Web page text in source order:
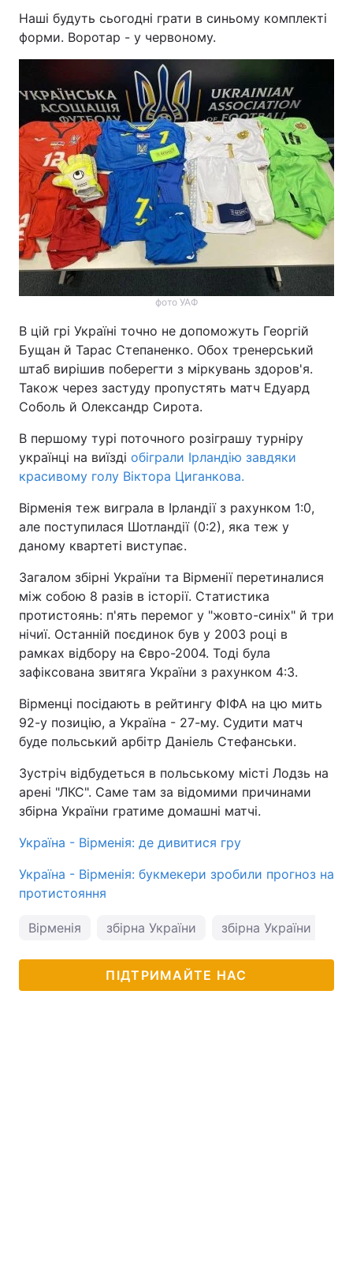
Наші будуть сьогодні грати в синьому комплекті
форми. Воротар - у червоному.
фото УАФ
В цій грі Україні точно не допоможуть Георгій
Бущан й Тарас Степаненко. Обох тренерський
штаб вирішив поберегти з міркувань здоров'я.
Також через застуду пропустять матч Едуард
Соболь й Олександр Сирота.
В першому турі поточного розіграшу турніру
українці на виїзді обіграли Ірландію завдяки
красивому голу Віктора Циганкова.
Вірменія теж виграла в Ірландії з рахунком 1:0,
але поступилася Шотландії (0:2), яка теж у
даному квартеті виступає.
Загалом збірні України та Вірменії перетиналися
між собою 8 разів в історії. Статистика
протистоянь: п'ять перемог у "жовто-синіх" й три
нічиї. Останній поєдинок був у 2003 році в
рамках відбору на Євро-2004. Тоді була
зафіксована звитяга України з рахунком 4:3.
Вірменці посідають в рейтингу ФІФА на цю мить
92-у позицію, а Україна - 27-му. Судити матч
буде польський арбітр Даніель Стефанськи.
Зустріч відбудеться в польському місті Лодзь на
арені "ЛКС". Саме там за відомими причинами
збірна України гратиме домашні матчі.
Україна - Вірменія: де дивитися гру
Україна - Вірменія: букмекери зробили прогноз на
протистояння
Вірменія збірна України збірна України з
ПІДТРИМАЙТЕ НАС